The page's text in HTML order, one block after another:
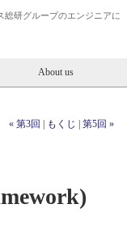
総研グループのエンジニアに
About us
« 第3回 もくじ 第5回 »